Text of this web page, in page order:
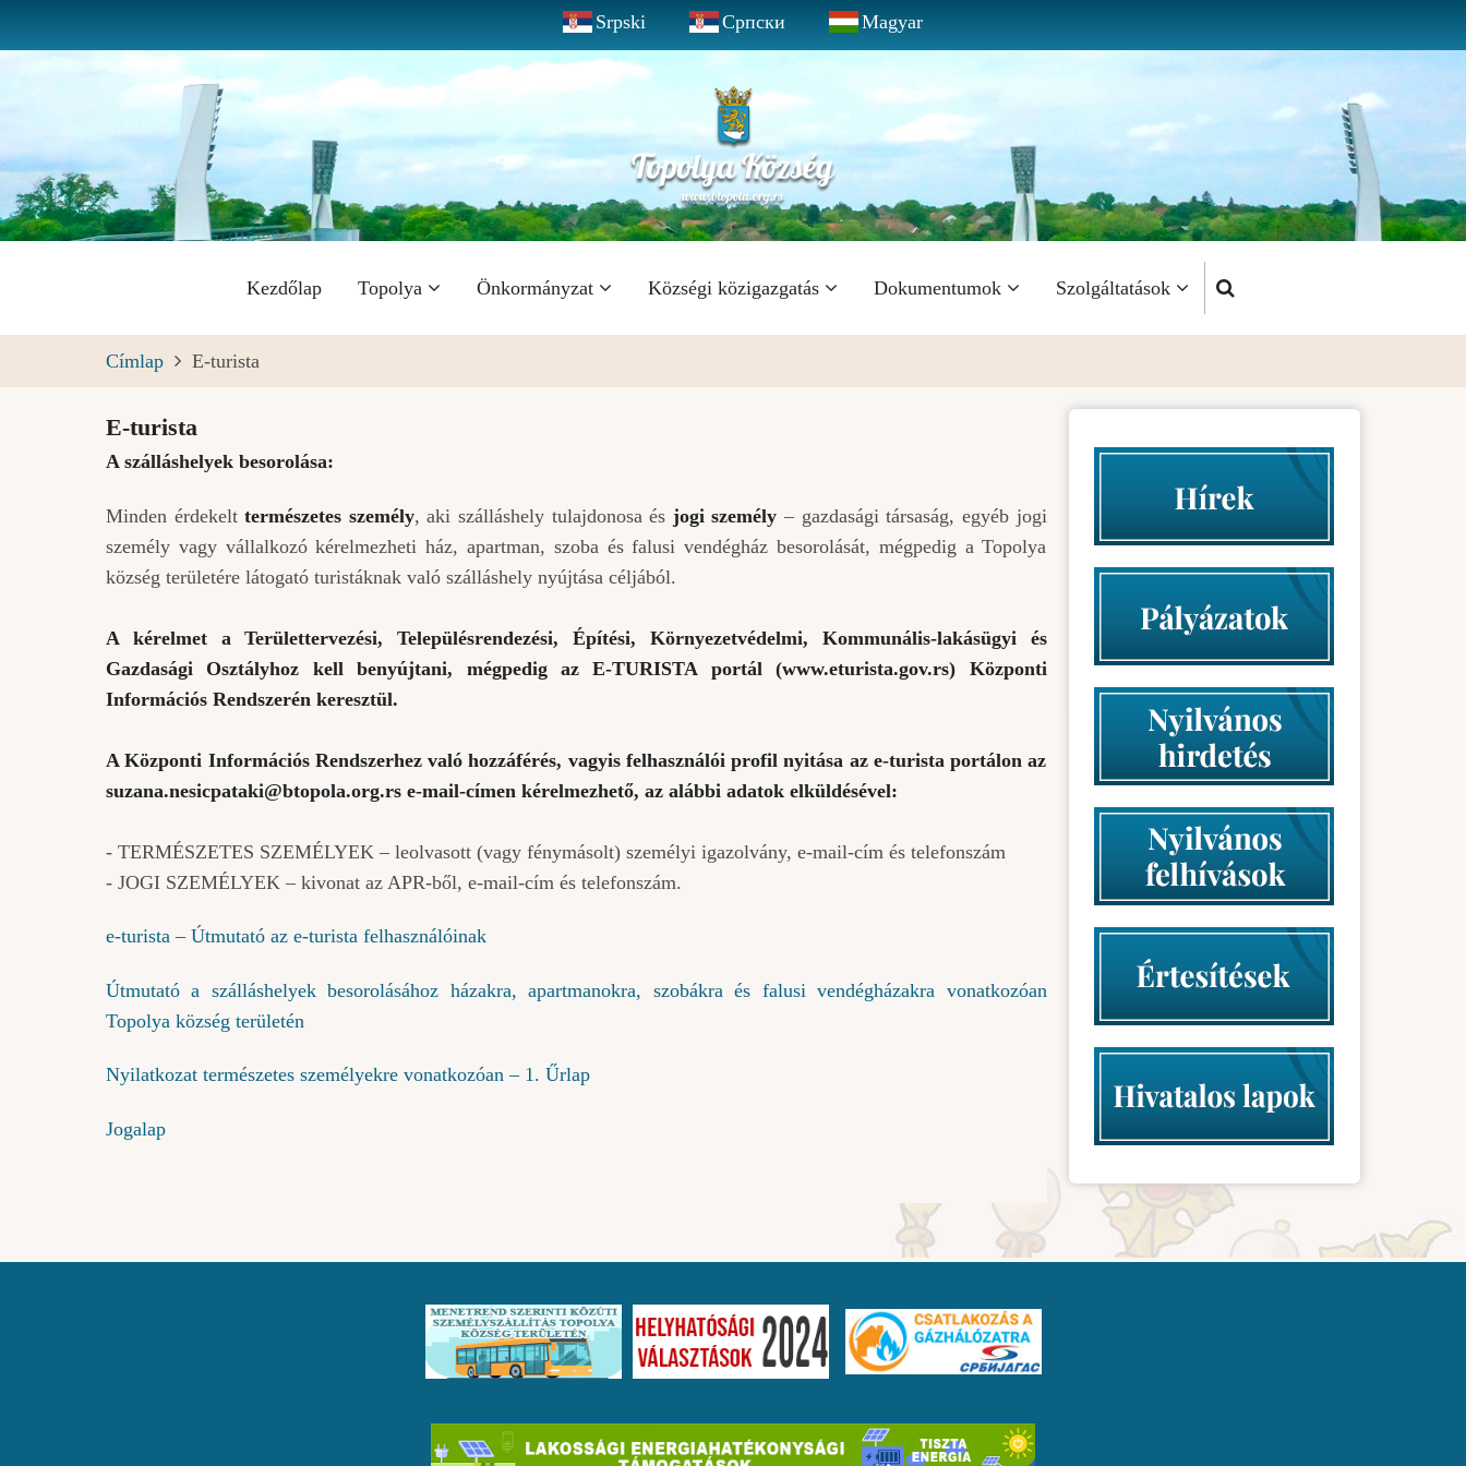
a
tartalomra
Srpski Српски Magyar
Fő
navigáció
Kezdőlap Topolya Önkormányzat Községi közigazgatás Dokumentumok Szolgáltatások
Címlap E-turista
E-turista
A szálláshelyek besorolása:
Minden érdekelttermészetes személy, aki szálláshely tulajdonosa és jogi személy – gazdasági társaság, egyéb jogi
személy vagy vállalkozó kérelmezheti ház, apartman, szoba és falusi vendégház besorolását, mégpedig a Topolya
község területére látogató turistáknak való szálláshely nyújtása céljából.
A kérelmet a Területtervezési, Településrendezési, Építési, Környezetvédelmi, Kommunális-lakásügyi és
Gazdasági Osztályhoz kell benyújtani, mégpedig az E-TURISTA portál (www.eturista.gov.rs) Központi
Információs Rendszerén keresztül.
A Központi Információs Rendszerhez való hozzáférés, vagyis felhasználói profil nyitása az e-turista portálon az
suzana.nesicpataki@btopola.org.rs e-mail-címen kérelmezhető, az alábbi adatok elküldésével:
- TERMÉSZETES SZEMÉLYEK – leolvasott (vagy fénymásolt) személyi igazolvány, e-mail-cím és telefonszám
- JOGI SZEMÉLYEK – kivonat az APR-ből, e-mail-cím és telefonszám.
e-turista – Útmutató az e-turista felhasználóinak
Útmutató a szálláshelyek besorolásához házakra, apartmanokra, szobákra és falusi vendégházakra vonatkozóan
Topolya község területén
Nyilatkozat természetes személyekre vonatkozóan – 1. Űrlap
Jogalap